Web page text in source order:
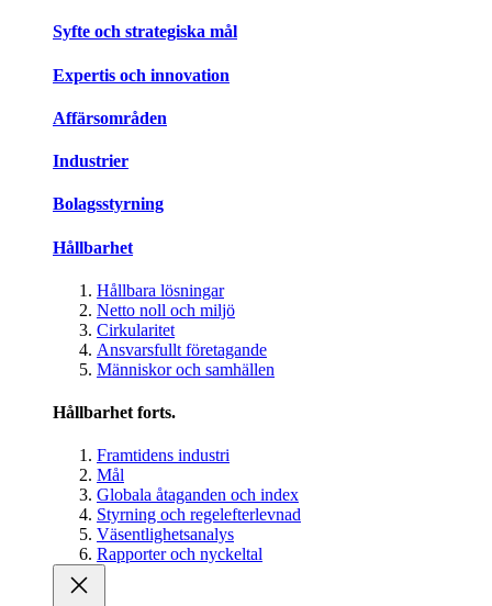
Syfte och strategiska mål
Expertis och innovation
Affärsområden
Industrier
Bolagsstyrning
Hållbarhet
Hållbara lösningar
Netto noll och miljö
Cirkularitet
Ansvarsfullt företagande
Människor och samhällen
Hållbarhet forts.
Framtidens industri
Mål
Globala åtaganden och index
Styrning och regelefterlevnad
Väsentlighetsanalys
Rapporter och nyckeltal